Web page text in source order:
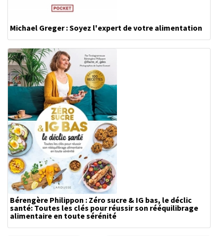
Michael Greger : Soyez l'expert de votre alimentation
Bérengère Philippon : Zéro sucre & IG bas, le déclic
santé: Toutes les clés pour réussir son rééquilibrage
alimentaire en toute sérénité